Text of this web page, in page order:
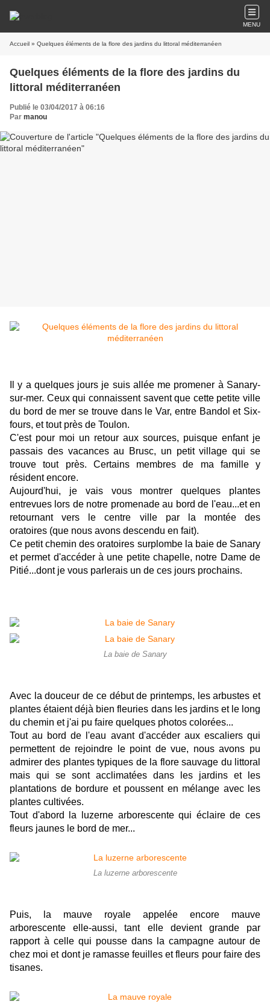
MENU
Accueil » Quelques éléments de la flore des jardins du littoral méditerranéen
Quelques éléments de la flore des jardins du
littoral méditerranéen
Publié le 03/04/2017 à 06:16
Par manou
Il y a quelques jours je suis allée me promener à Sanary-
sur-mer. Ceux qui connaissent savent que cette petite ville
du bord de mer se trouve dans le Var, entre Bandol et Six-
fours, et tout près de Toulon.
C'est pour moi un retour aux sources, puisque enfant je
passais des vacances au Brusc, un petit village qui se
trouve tout près. Certains membres de ma famille y
résident encore.
Aujourd'hui, je vais vous montrer quelques plantes
entrevues lors de notre promenade au bord de l'eau...et en
retournant vers le centre ville par la montée des
oratoires (que nous avons descendu en fait).
Ce petit chemin des oratoires surplombe la baie de Sanary
et permet d'accéder à une petite chapelle, notre Dame de
Pitié...dont je vous parlerais un de ces jours prochains.
La baie de Sanary
Avec la douceur de ce début de printemps, les arbustes et
plantes étaient déjà bien fleuries dans les jardins et le long
du chemin et j'ai pu faire quelques photos colorées...
Tout au bord de l'eau avant d'accéder aux escaliers qui
permettent de rejoindre le point de vue, nous avons pu
admirer des plantes typiques de la flore sauvage du littoral
mais qui se sont acclimatées dans les jardins et les
plantations de bordure et poussent en mélange avec les
plantes cultivées.
Tout d'abord la luzerne arborescente qui éclaire de ces
fleurs jaunes le bord de mer...
La luzerne arborescente
Puis, la mauve royale appelée encore mauve
arborescente elle-aussi, tant elle devient grande par
rapport à celle qui pousse dans la campagne autour de
chez moi et dont je ramasse feuilles et fleurs pour faire des
tisanes.